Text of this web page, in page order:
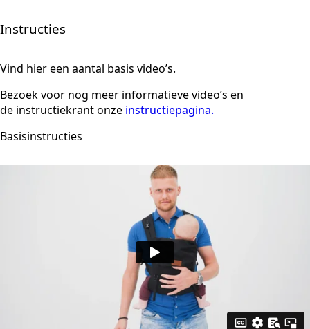
Instructies
Vind hier een aantal basis video’s.
Bezoek voor nog meer informatieve video’s en
de instructiekrant onze instructiepagina.
Basisinstructies